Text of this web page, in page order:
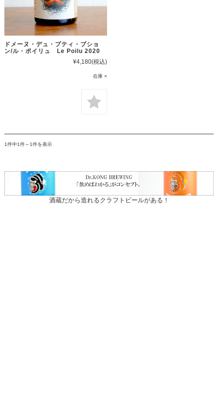
ドメーヌ・デュ・プティ・ブショ
ン/ル・ポイリュ Le Poilu 2020
¥4,180(税込)
在庫 ×
1件中1件～1件を表示
酒蔵だから造れるクラフトビールがある！